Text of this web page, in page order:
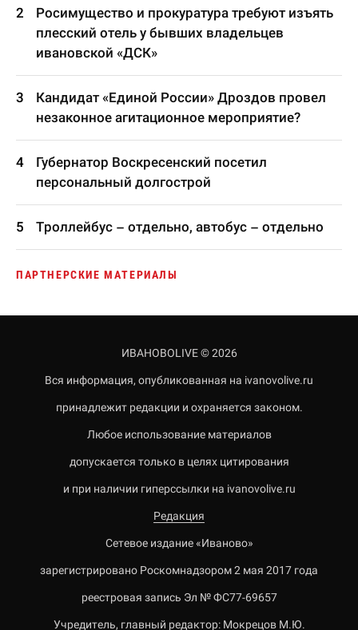
Росимущество и прокуратура требуют изъять
плесский отель у бывших владельцев
ивановской «ДСК»
Кандидат «Единой России» Дроздов провел
незаконное агитационное мероприятие?
Губернатор Воскресенский посетил
персональный долгострой
Троллейбус – отдельно, автобус – отдельно
ПАРТНЕРСКИЕ МАТЕРИАЛЫ
ИВАНОВОLIVE © 2026
Вся информация, опубликованная на ivanovolive.ru
принадлежит редакции и охраняется законом.
Любое использование материалов
допускается только в целях цитирования
и при наличии гиперссылки на ivanovolive.ru
Редакция
Сетевое издание «Иваново»
зарегистрировано Роскомнадзором 2 мая 2017 года
реестровая запись Эл № ФС77-69657
Учредитель, главный редактор: Мокрецов М.Ю.